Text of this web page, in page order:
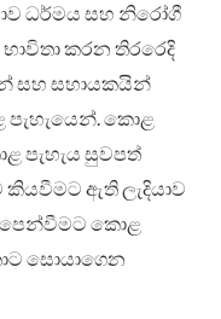
ධර්මය සහ නිරෝගී
කරන තිරරෙදි
සහ සහායකයින්
කොළ
පැහැය සුවපත්
ඇති ලැදියාව
පෙන්වීමට කොළ
සොයාගෙන